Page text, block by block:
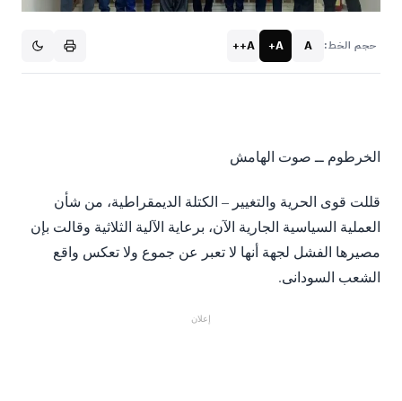
حجم الخط: A
A+
A++
الخرطوم ــ صوت الهامش
قللت قوى الحرية والتغيير – الكتلة الديمقراطية، من شأن
العملية السياسية الجارية الآن، برعاية الآلية الثلاثية وقالت بإن
مصيرها الفشل لجهة أنها لا تعبر عن جموع ولا تعكس واقع
الشعب السودانى.
إعلان